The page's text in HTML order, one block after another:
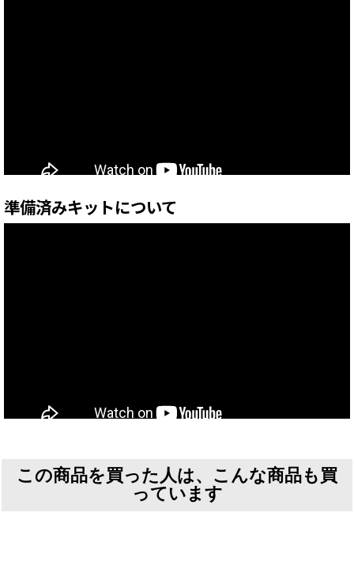
準備済みキットについて
この商品を買った人は、こんな商品も買
っています